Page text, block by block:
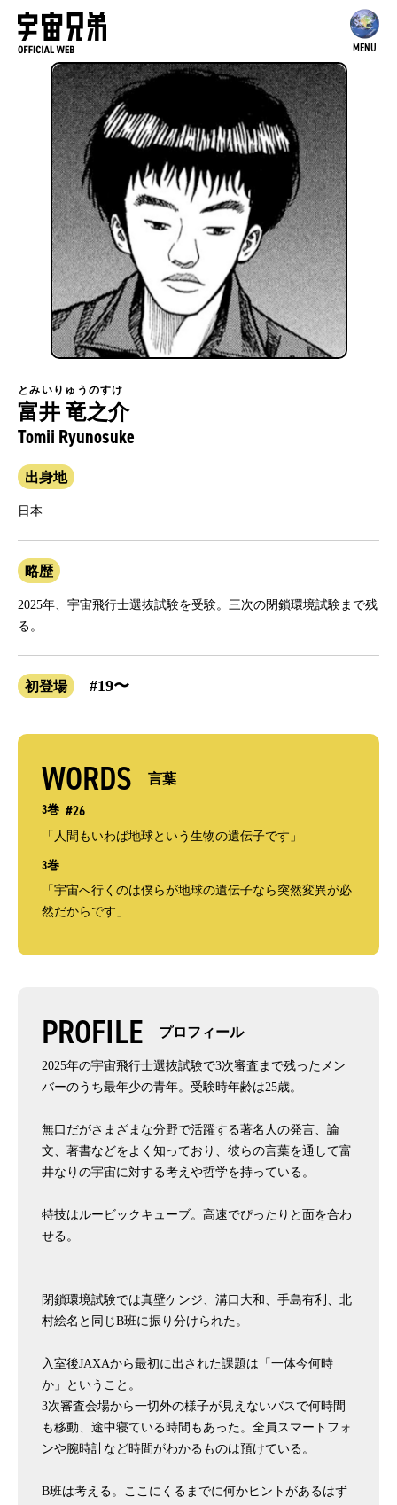
MENU
とみいりゅうのすけ
富井 竜之介
Tomii Ryunosuke
出身地
日本
略歴
2025年、宇宙飛行士選抜試験を受験。三次の閉鎖環境試験まで残
る。
初登場 #19〜
WORDS 言葉
3巻 #26
「人間もいわば地球という生物の遺伝子です」
3巻
「宇宙へ行くのは僕らが地球の遺伝子なら突然変異が必
然だからです」
PROFILE プロフィール
2025年の宇宙飛行士選抜試験で3次審査まで残ったメン
バーのうち最年少の青年。受験時年齢は25歳。
無口だがさまざまな分野で活躍する著名人の発言、論
文、著書などをよく知っており、彼らの言葉を通して富
井なりの宇宙に対する考えや哲学を持っている。
特技はルービックキューブ。高速でぴったりと面を合わ
せる。
閉鎖環境試験では真壁ケンジ、溝口大和、手島有利、北
村絵名と同じB班に振り分けられた。
入室後JAXAから最初に出された課題は「一体今何時
か」ということ。
3次審査会場から一切外の様子が見えないバスで何時間
も移動、途中寝ている時間もあった。全員スマートフォ
ンや腕時計など時間がわかるものは預けている。
B班は考える。ここにくるまでに何かヒントがあるはず